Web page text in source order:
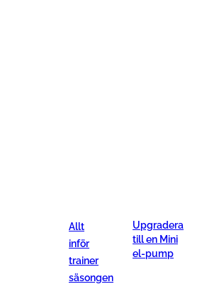
Allt
inför
trainer
säsongen
Upgradera
till en Mini
el-pump